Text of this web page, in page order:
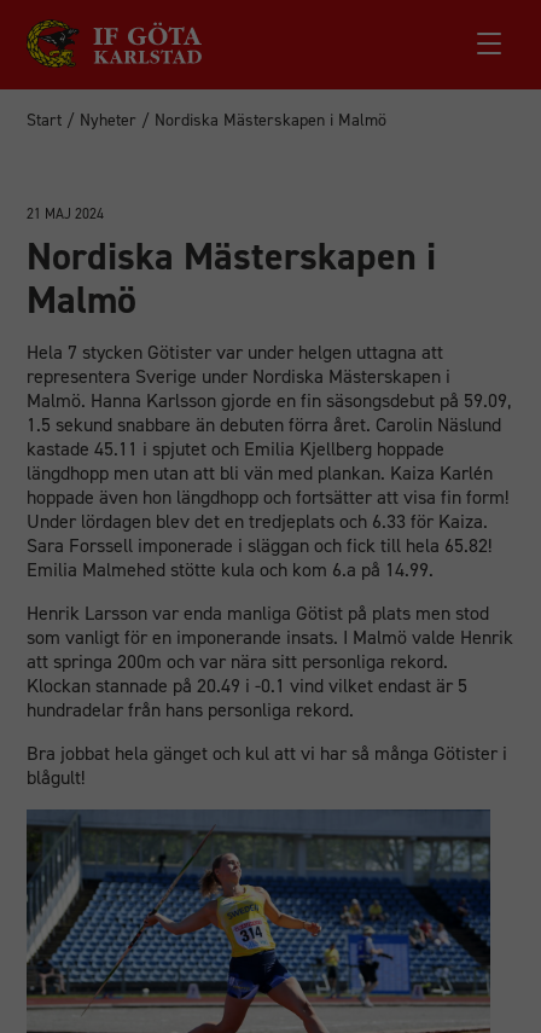
Start / Nyheter / Nordiska Mästerskapen i Malmö
21 MAJ 2024
Nordiska Mästerskapen i
Malmö
Hela 7 stycken Götister var under helgen uttagna att
representera Sverige under Nordiska Mästerskapen i
Malmö. Hanna Karlsson gjorde en fin säsongsdebut på 59.09,
1.5 sekund snabbare än debuten förra året. Carolin Näslund
kastade 45.11 i spjutet och Emilia Kjellberg hoppade
längdhopp men utan att bli vän med plankan. Kaiza Karlén
hoppade även hon längdhopp och fortsätter att visa fin form!
Under lördagen blev det en tredjeplats och 6.33 för Kaiza.
Sara Forssell imponerade i släggan och fick till hela 65.82!
Emilia Malmehed stötte kula och kom 6.a på 14.99.
Henrik Larsson var enda manliga Götist på plats men stod
som vanligt för en imponerande insats. I Malmö valde Henrik
att springa 200m och var nära sitt personliga rekord.
Klockan stannade på 20.49 i -0.1 vind vilket endast är 5
hundradelar från hans personliga rekord.
Bra jobbat hela gänget och kul att vi har så många Götister i
blågult!